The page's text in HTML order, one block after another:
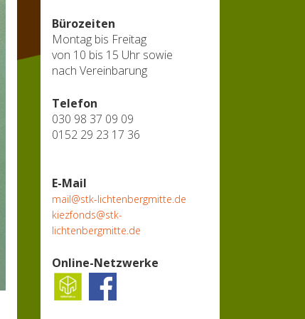
Bürozeiten
Montag bis Freitag
von 10 bis 15 Uhr sowie
nach Vereinbarung
Telefon
030 98 37 09 09
0152 29 23 17 36
E-Mail
mail@stk-lichtenbergmitte.de
kiezfonds@stk-
lichtenbergmitte.de
Online-Netzwerke